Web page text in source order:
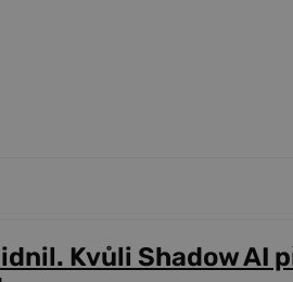
Kvůli Shadow AI